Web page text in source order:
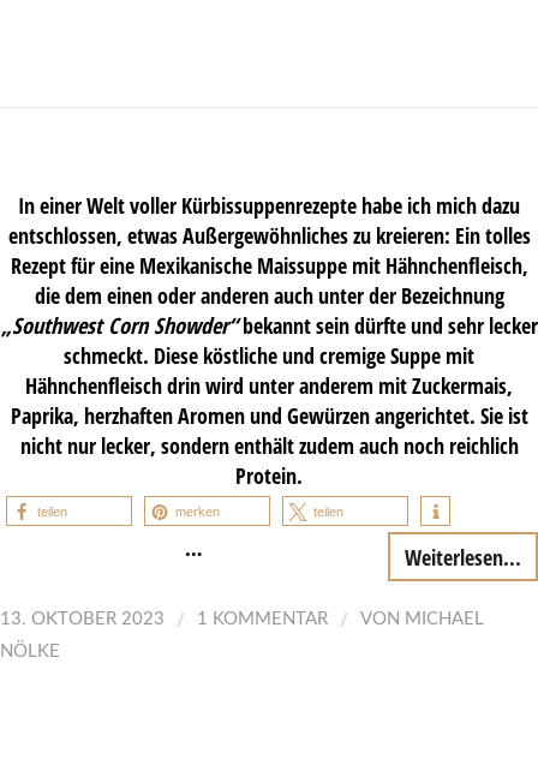
In einer Welt voller Kürbissuppenrezepte habe ich mich dazu
entschlossen, etwas Außergewöhnliches zu kreieren: Ein tolles
Rezept für eine Mexikanische Maissuppe mit Hähnchenfleisch,
die dem einen oder anderen auch unter der Bezeichnung
„Southwest Corn Showder“bekannt sein dürfte und sehr lecker
schmeckt. Diese köstliche und cremige Suppe mit
Hähnchenfleisch drin wird unter anderem mit Zuckermais,
Paprika, herzhaften Aromen und Gewürzen angerichtet. Sie ist
nicht nur lecker, sondern enthält zudem auch noch reichlich
Protein.
teilen merken teilen
… Weiterlesen...
13. OKTOBER 2023 / 1 KOMMENTAR / VON MICHAEL
NÖLKE